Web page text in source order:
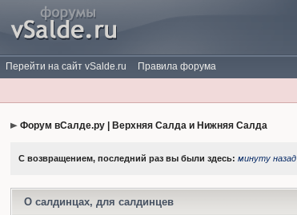
Перейти на сайт vSalde.ru Правила форума
Форум вСалде.ру | Верхняя Салда и Нижняя Салда
С возвращением, последний раз вы были здесь:минуту назад
О салдинцах, для салдинцев